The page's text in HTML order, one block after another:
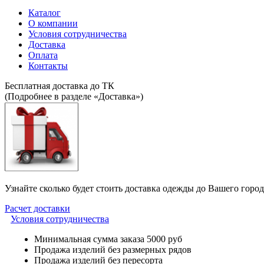
Каталог
О компании
Условия сотрудничества
Доставка
Оплата
Контакты
Бесплатная доставка до ТК
(Подробнее в разделе «Доставка»)
Узнайте сколько будет стоить доставка одежды до Вашего
Расчет доставки
Условия сотрудничества
Минимальная сумма заказа 5000 руб
Продажа изделий без размерных рядов
Продажа изделий без пересорта